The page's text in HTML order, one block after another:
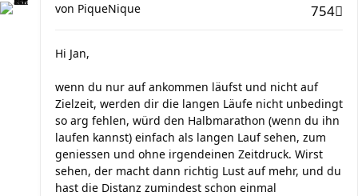
754
von PiqueNique
Hi Jan,
wenn du nur auf ankommen läufst und nicht auf
Zielzeit, werden dir die langen Läufe nicht unbedingt
so arg fehlen, würd den Halbmarathon (wenn du ihn
laufen kannst) einfach als langen Lauf sehen, zum
geniessen und ohne irgendeinen Zeitdruck. Wirst
sehen, der macht dann richtig Lust auf mehr, und du
hast die Distanz zumindest schon einmal